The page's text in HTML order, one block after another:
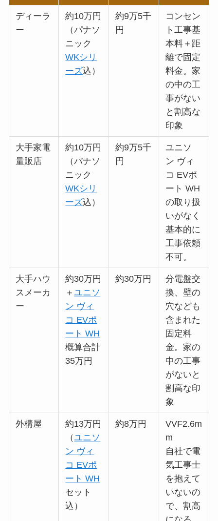
ディーラ
ー
約10万円
（パナソ
ニック
WKシリ
ーズ込）
約9万5千
円
コンセン
ト工事基
本料＋距
離で固定
料金。家
の中の工
事がない
と割高な
印象
大手家電
量販店
約10万円
（パナソ
ニック
WKシリ
ーズ込）
約9万5千
円
ユニソ
ン ヴィ
コ EVポ
ート WH
の取り扱
いがなく
基本的に
工事依頼
不可。
大手ハウ
スメーカ
ー
約30万円
＋ユニソ
ン ヴィ
コ EVポ
ート WH
概算合計
35万円
約30万円
分電盤交
換、壁の
穴なども
含まれた
固定料
金。家の
中の工事
がないと
割高な印
象
外構屋
約13万円
（ユニソ
ン ヴィ
コ EVポ
ート WH
セット
込）
約8万円
VVF2.6m
m
自社で電
気工事士
を抱えて
いないの
で、割高